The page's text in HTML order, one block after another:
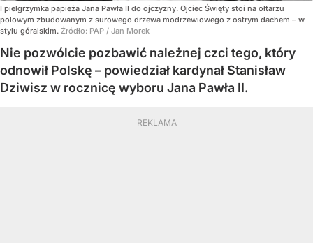
I pielgrzymka papieża Jana Pawła II do ojczyzny. Ojciec Święty stoi na ołtarzu
polowym zbudowanym z surowego drzewa modrzewiowego z ostrym dachem – w
stylu góralskim. Źródło: PAP / Jan Morek
Nie pozwólcie pozbawić należnej czci tego, który
odnowił Polskę – powiedział kardynał Stanisław
Dziwisz w rocznicę wyboru Jana Pawła II.